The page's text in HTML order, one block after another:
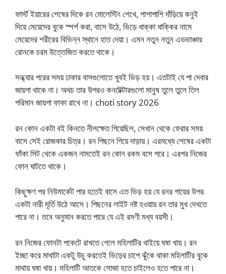
ফার্স্ট ইয়ারের শেষের দিকে রন মোলেস্টিং শেখে, পাশাপাশি দাঁড়িয়ে কনুই
দিয়ে মেয়েদের বুকে স্পর্শ করা, বাসে উঠে, ভিড়ে ধাক্কা ধাক্কির নামে
মেয়েদের শরীরের বিভিন্ন স্থানে হাত দেয়া। এমন নতুন নতুন এডভাঞ্চার
রোনকে চরম উত্তেজিত করতে থাকে।
সন্ধ্যার পরের সময় ঢাকার বাসগুলোতে খুবই ভিড় হয়। এতটাই যে পা দেবার
জায়গা থাকে না। অথচ তার উপরও কনটেক্টারগুলো মানুষ তুলে তুলে তিল
পরিমান জায়গা ফাকা রাখে না। choti story 2026
রন কোন একটা বই কিনতে নীলক্ষেত গিয়েছিল, সেখান থেকে ফেরার সময়
বাসে সেই রোজকার চিত্র। রন পিছনে গিয়ে দাড়ায়। এরমধ্যে শেষের একটা
ফাঁকা সিট থেকে একজন নামতেই রন কোন রকম বসে পরে। এরপর নিজের
ফোন ঘাটতে থাকে।
কিছুক্ষণ পর নিউমার্কেট পার হতেই বাসে এত ভিড় হয় যে রনর গায়ের উপর
একটা নারী মূর্তি উঠে আসে। পিছনের লাইট নষ্ট হওয়ায় রন তার মুখ দেখতে
পারে না। তবে অনুমান করতে পারে যে এই রমণী মধ্য বয়সী।
রন নিজের ফোনটা পকেটে রাখতে গেলে মহিলাটির থাইয়ে ঘষা খায়। রন
ইচ্ছা করে মাথাটা একটু উচু করতেই ভিড়ের চাপে ঝুঁকে থাকা মহিলাটির বুকে
মাথায় ঘষা খায়। মহিলাটি আতকে সোজা হতে চাইলেও হতে পারে না।